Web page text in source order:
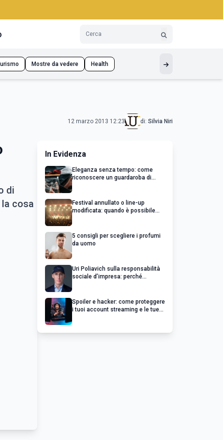
Mostre da vedere Health
12 marzo 2013 12:23 di: Silvia Niri
di
cosa
In Evidenza
Eleganza senza tempo: come
riconoscere un guardaroba di
Festival annullato o line-up
modificata: quando è possibile
5 consigli per scegliere i profumi
da uomo
Uri Poliavich sulla responsabilità
sociale d’impresa: perché
Spoiler e hacker: come proteggere
i tuoi account streaming e le tue